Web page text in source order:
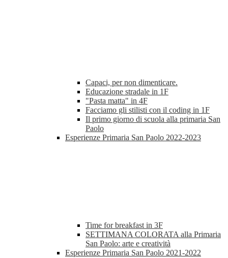
Capaci, per non dimenticare.
Educazione stradale in 1F
"Pasta matta" in 4F
Facciamo gli stilisti con il coding in 1F
Il primo giorno di scuola alla primaria San
Paolo
Esperienze Primaria San Paolo 2022-2023
Time for breakfast in 3F
SETTIMANA COLORATA alla Primaria
San Paolo: arte e creatività
Esperienze Primaria San Paolo 2021-2022